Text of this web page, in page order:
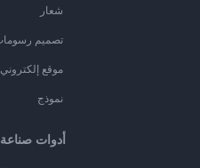
شعار
تصميم
موقع إلكتروني
نموذج
أدوات صناعة